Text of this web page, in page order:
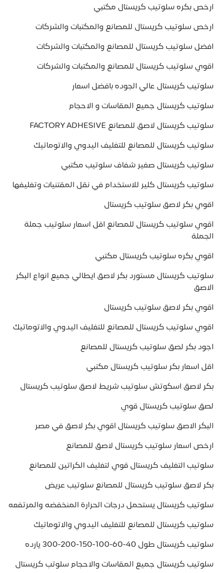
ارخص بكره سلوتيب كريستال مكتبي
ارخص سلوتيب كريستال للمصانع والمكتبات والشركات
افضل سلوتيب كريستال للمصانع والمكتبات والشركات
اقوي سلوتيب كريستال للمصانع والمكتبات والشركات
سلوتيب كريستال عالي الجوده بافضل اسعار
سلوتيب كريستال جميع المقاسات و الاحجام
سلوتيب كريستال لاصق للمصانع FACTORY ADHESIVE
سلوتيب كريستال للمصانع للتغليف اليدوي والاتوماتيك
سلوتيب كريستال صغير شفاف سلوتيب مكتبي
سلوتيب كريستال كلير للاستخدام في نقل المقتنيات وتغليفها
اقوي بكر لاصق سلوتيب كريستال
اقوي سلوتيب كريستال للمصانع اقل اسعار سلوتيب جملة
الجملة
اقوي بكره سلوتيب كريستال مكتبي
سلوتيب كريستال مستورد بكر لاصق ايطالي جميع انواع البكر
الاصق
اقوي بكر لاصق سلوتيب كريستال
اقوي سلوتيب كريستال للمصانع للتغليف اليدوي والاتوماتيك
اجود بكر لصق سلوتيب كريستال للمصانع
اقل اسعار بكر سلوتيب كريستال مكتبي
بكر لاصق اسكوتش سلوتيب شريط لاصق سلوتيب كريستال
لصق سلوتيب كريستال قوي
البكر الاصق سلوتيب كريستال اقوي بكر لاصق في مصر
ارخص اسعار سلوتيب كريستال لاصق للمصانع
سلوتيب التغليف كريستال قوي لتغليف الكراتين للمصانع
بكر لاصق سلوتيب كريستال للمصانع سلوتيب عريض
سلوتيب كريستال يستحمل درجات الحرارة المنخفضه والمرتفعه
سلوتيب كريستال للمصانع للتغليف اليدوي والاتوماتيك
سلوتيب كريستال طول 40-60-100-150-200-300 يارده
سلوتيب كريستال جميع المقاسات والاحجام سلوتب كريستال